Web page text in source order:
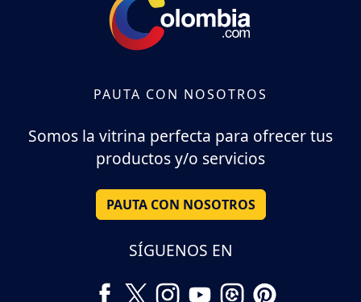
PAUTA CON NOSOTROS
Somos la vitrina perfecta para ofrecer tus
productos y/o servicios
PAUTA CON NOSOTROS
SÍGUENOS EN